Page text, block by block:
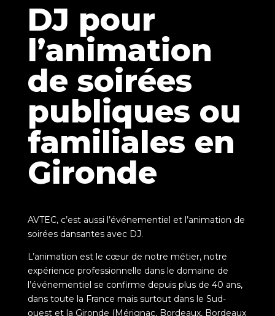
DJ pour
l’animation
de soirées
publiques ou
familiales en
Gironde
AVTEC, c’est aussi l’événementiel et l’animation de
soirées dansantes avec DJ.
L’animation est le cœur de notre métier, notre
expérience professionnelle dans le domaine de
l’événementiel se confirme depuis plus de 40 ans,
dans toute la France mais surtout dans le Sud-
ouest et la Gironde (Mérignac, Bordeaux, Bordeaux